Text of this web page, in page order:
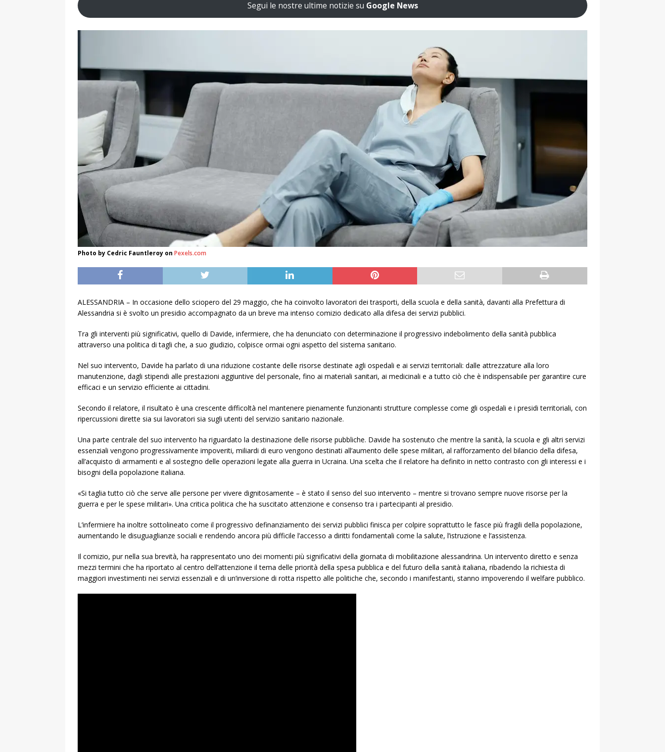
Segui le nostre ultime notizie su Google News
Photo by Cedric Fauntleroy on Pexels.com
ALESSANDRIA – In occasione dello sciopero del 29 maggio, che ha coinvolto lavoratori dei trasporti, della scuola e della sanità, davanti alla Prefettura di
Alessandria si è svolto un presidio accompagnato da un breve ma intenso comizio dedicato alla difesa dei servizi pubblici.
Tra gli interventi più significativi, quello di Davide, infermiere, che ha denunciato con determinazione il progressivo indebolimento della sanità pubblica
attraverso una politica di tagli che, a suo giudizio, colpisce ormai ogni aspetto del sistema sanitario.
Nel suo intervento, Davide ha parlato di una riduzione costante delle risorse destinate agli ospedali e ai servizi territoriali: dalle attrezzature alla loro
manutenzione, dagli stipendi alle prestazioni aggiuntive del personale, fino ai materiali sanitari, ai medicinali e a tutto ciò che è indispensabile per garantire cure
efficaci e un servizio efficiente ai cittadini.
Secondo il relatore, il risultato è una crescente difficoltà nel mantenere pienamente funzionanti strutture complesse come gli ospedali e i presidi territoriali, con
ripercussioni dirette sia sui lavoratori sia sugli utenti del servizio sanitario nazionale.
Una parte centrale del suo intervento ha riguardato la destinazione delle risorse pubbliche. Davide ha sostenuto che mentre la sanità, la scuola e gli altri servizi
essenziali vengono progressivamente impoveriti, miliardi di euro vengono destinati all’aumento delle spese militari, al rafforzamento del bilancio della difesa,
all’acquisto di armamenti e al sostegno delle operazioni legate alla guerra in Ucraina. Una scelta che il relatore ha definito in netto contrasto con gli interessi e i
bisogni della popolazione italiana.
«Si taglia tutto ciò che serve alle persone per vivere dignitosamente – è stato il senso del suo intervento – mentre si trovano sempre nuove risorse per la
guerra e per le spese militari». Una critica politica che ha suscitato attenzione e consenso tra i partecipanti al presidio.
L’infermiere ha inoltre sottolineato come il progressivo definanziamento dei servizi pubblici finisca per colpire soprattutto le fasce più fragili della popolazione,
aumentando le disuguaglianze sociali e rendendo ancora più difficile l’accesso a diritti fondamentali come la salute, l’istruzione e l’assistenza.
Il comizio, pur nella sua brevità, ha rappresentato uno dei momenti più significativi della giornata di mobilitazione alessandrina. Un intervento diretto e senza
mezzi termini che ha riportato al centro dell’attenzione il tema delle priorità della spesa pubblica e del futuro della sanità italiana, ribadendo la richiesta di
maggiori investimenti nei servizi essenziali e di un’inversione di rotta rispetto alle politiche che, secondo i manifestanti, stanno impoverendo il welfare pubblico.